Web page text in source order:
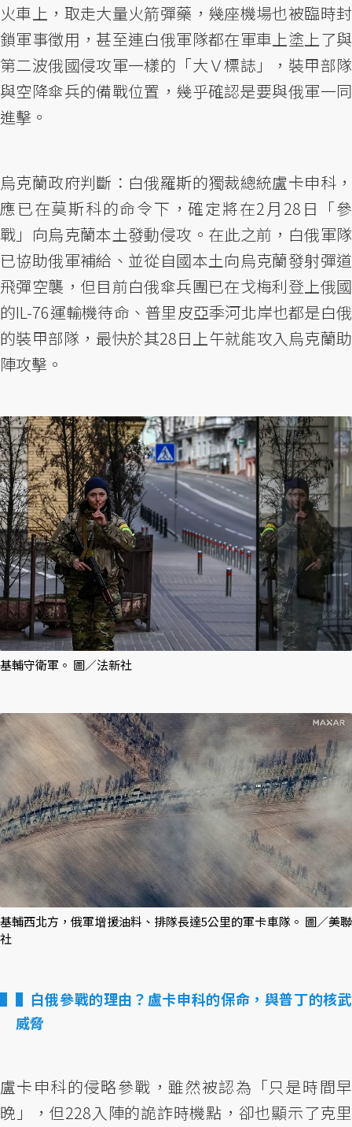
火車上，取走大量火箭彈藥，幾座機場也被臨時封
鎖軍事徵用，甚至連白俄軍隊都在軍車上塗上了與
第二波俄國侵攻軍一樣的「大Ｖ標誌」，裝甲部隊
與空降傘兵的備戰位置，幾乎確認是要與俄軍一同
進擊。
烏克蘭政府判斷：白俄羅斯的獨裁總統盧卡申科，
應已在莫斯科的命令下，確定將在2月28日「參
戰」向烏克蘭本土發動侵攻。在此之前，白俄軍隊
已協助俄軍補給、並從自國本土向烏克蘭發射彈道
飛彈空襲，但目前白俄傘兵團已在戈梅利登上俄國
的IL-76運輸機待命、普里皮亞季河北岸也都是白俄
的裝甲部隊，最快於其28日上午就能攻入烏克蘭助
陣攻擊。
基輔守衛軍。 圖／法新社
基輔西北方，俄軍增援油料、排隊長達5公里的軍卡車隊。 圖／美聯
社
▌白俄參戰的理由？盧卡申科的保命，與普丁的核武
威脅
盧卡申科的侵略參戰，雖然被認為「只是時間早
晚」，但228入陣的詭詐時機點，卻也顯示了克里